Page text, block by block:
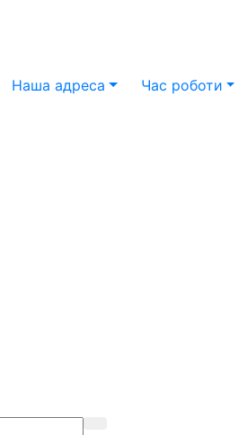
Наша адреса Час роботи